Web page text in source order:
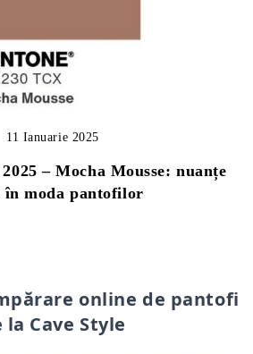
– Mocha Mousse: nuanțe
în moda pantofilor
11 Ianuarie 2025
online de pantofi
la Cave Style